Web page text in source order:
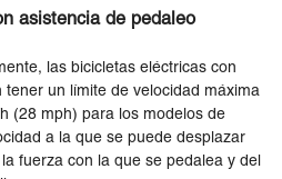
asistencia de pedaleo
las bicicletas eléctricas con
un límite de velocidad máxima
(28 mph) para los modelos de
a la que se puede desplazar
fuerza con la que se pedalea y del